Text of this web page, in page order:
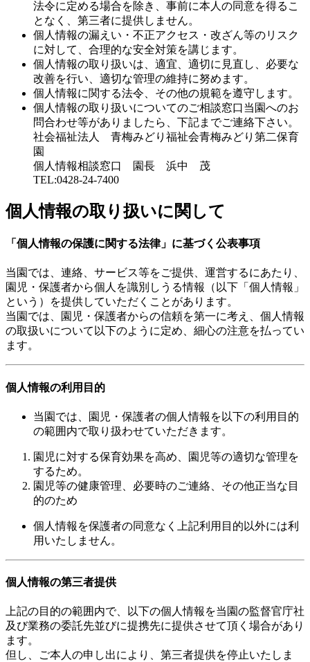
法令に定める場合を除き、事前に本人の同意を得るこ
となく、第三者に提供しません。
個人情報の漏えい・不正アクセス・改ざん等のリスク
に対して、合理的な安全対策を講じます。
個人情報の取り扱いは、適宜、適切に見直し、必要な
改善を行い、適切な管理の維持に努めます。
個人情報に関する法令、その他の規範を遵守します。
個人情報の取り扱いについてのご相談窓口当園へのお
問合わせ等がありましたら、下記までご連絡下さい。
社会福祉法人 青梅みどり福祉会青梅みどり第二保育
園
個人情報相談窓口 園長 浜中 茂
TEL:0428-24-7400
個人情報の取り扱いに関して
「個人情報の保護に関する法律」に基づく公表事項
当園では、連絡、サービス等をご提供、運営するにあたり、
園児・保護者から個人を識別しうる情報（以下「個人情報」
という）を提供していただくことがあります。
当園では、園児・保護者からの信頼を第一に考え、個人情報
の取扱いについて以下のように定め、細心の注意を払ってい
ます。
個人情報の利用目的
当園では、園児・保護者の個人情報を以下の利用目的
の範囲内で取り扱わせていただきます。
園児に対する保育効果を高め、園児等の適切な管理を
するため。
園児等の健康管理、必要時のご連絡、その他正当な目
的のため
個人情報を保護者の同意なく上記利用目的以外には利
用いたしません。
個人情報の第三者提供
上記の目的の範囲内で、以下の個人情報を当園の監督官庁社
及び業務の委託先並びに提携先に提供させて頂く場合があり
ます。
但し、ご本人の申し出により、第三者提供を停止いたしま